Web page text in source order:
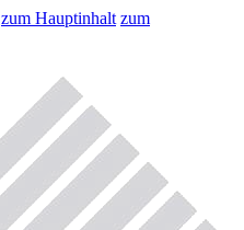
zum Hauptinhalt zum